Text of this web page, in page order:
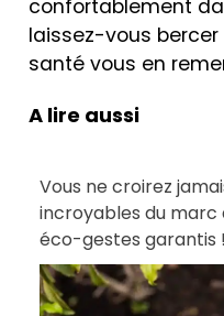
confortablement
laissez-vous
santé vous en
A lire aussi
Vous ne croirez
incroyables du marc
éco-gestes garantis !